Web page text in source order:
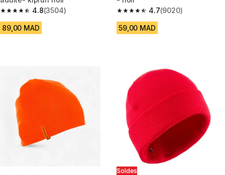
4.8
4.8 out of 5 stars from 3504 reviews
(3504)
89,00 MAD
4.7
4.7 out of 5 stars from 9020
(9020)
59,00 MAD
Soldes